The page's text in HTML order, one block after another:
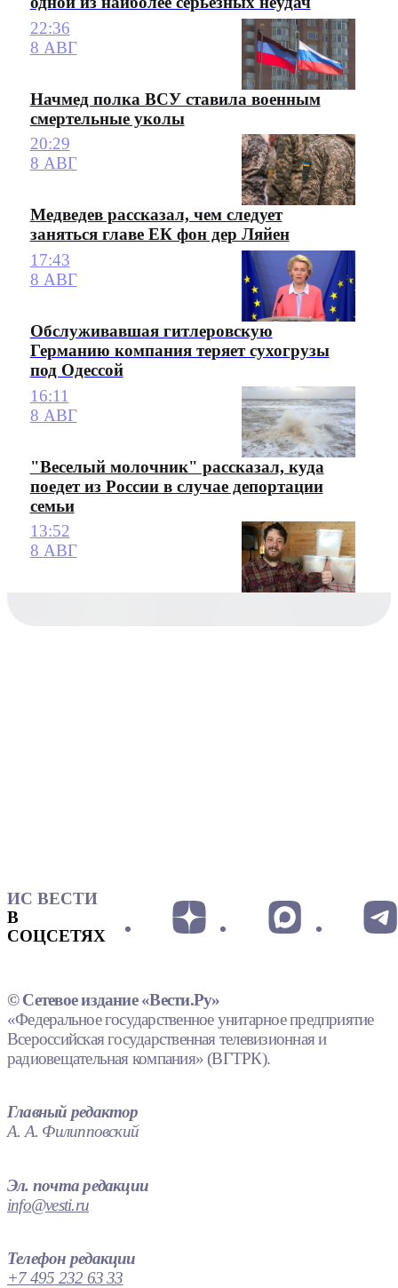
22:36
8 АВГ
Начмед полка ВСУ ставила военным
смертельные уколы
20:29
8 АВГ
Медведев рассказал, чем следует
заняться главе ЕК фон дер Ляйен
17:43
8 АВГ
Обслуживавшая гитлеровскую
Германию компания теряет сухогрузы
под Одессой
16:11
8 АВГ
"Веселый молочник" рассказал, куда
поедет из России в случае депортации
семьи
13:52
8 АВГ
ИС ВЕСТИ
В
СОЦСЕТЯХ
© Сетевое издание «Вести.Ру»
«Федеральное государственное унитарное предприятие
Всероссийская государственная телевизионная и
радиовещательная компания» (ВГТРК).
Главный редактор
А. А. Филипповский
Эл. почта редакции
info@vesti.ru
Телефон редакции
+7 495 232 63 33